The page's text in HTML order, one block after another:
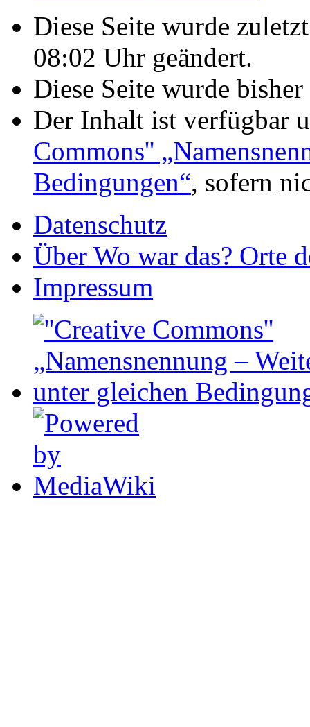
Diese Seite wurde
08:02 Uhr geändert.
Diese Seite wurde
Der Inhalt ist verfügbar
Commons''
Bedingungen“, sofern
Datenschutz
Über Wo war das? Orte
Impressum